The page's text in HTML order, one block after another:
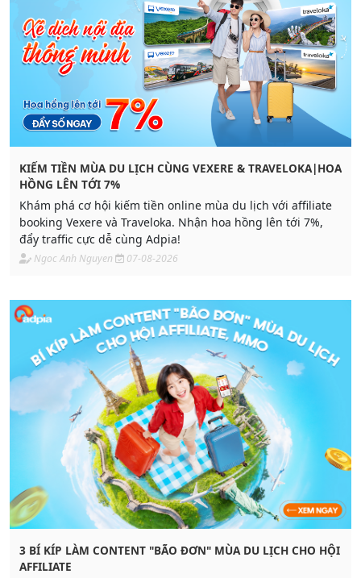
KIẾM TIỀN MÙA DU LỊCH CÙNG VEXERE & TRAVELOKA|HOA
HỒNG LÊN TỚI 7%
Khám phá cơ hội kiếm tiền online mùa du lịch với affiliate
booking Vexere và Traveloka. Nhận hoa hồng lên tới 7%,
đẩy traffic cực dễ cùng Adpia!
Ngoc Anh Nguyen 07-08-2026
3 BÍ KÍP LÀM CONTENT "BÃO ĐƠN" MÙA DU LỊCH CHO HỘI
AFFILIATE